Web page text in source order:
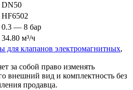
DN50
HF6502
0.3 — 8 бар
34.80 м³/ч
для клапанов электромагнитных,
за собой право изменять
внешний вид и комплектность без
продавца.